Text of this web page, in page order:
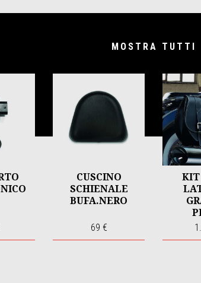
MOSTRA TUTTI
CUSCINO
SCHIENALE
BUFA.NERO
69 €
KIT